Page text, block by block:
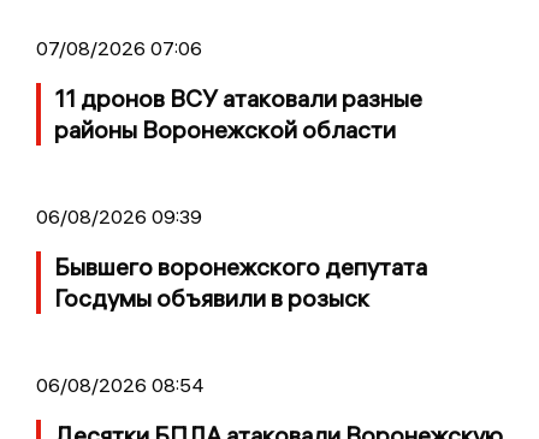
07/08/2026 07:06
11 дронов ВСУ атаковали разные
районы Воронежской области
06/08/2026 09:39
Бывшего воронежского депутата
Госдумы объявили в розыск
06/08/2026 08:54